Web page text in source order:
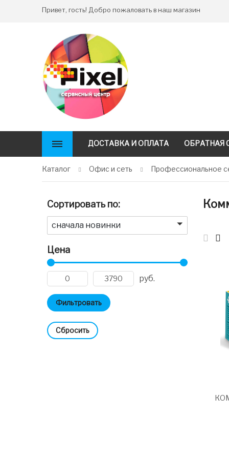
Привет, гость! Добро пожаловать в наш магазин
ДОСТАВКА И ОПЛАТА ОБРАТНАЯ
Каталог Офис и сеть Профессиональное
Сортировать по:
сначала новинки
Цена
руб.
Cбросить